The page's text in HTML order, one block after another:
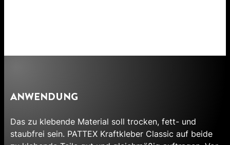
ANWENDUNG
Das zu klebende Material soll trocken, fett- und
staubfrei sein. PATTEX Kraftkleber Classic auf beide